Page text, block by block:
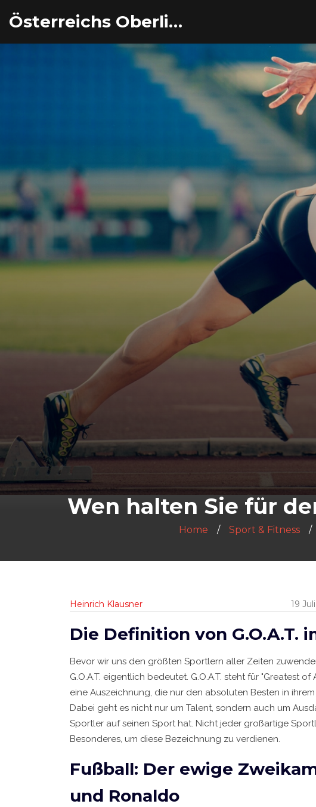
Österreichs Oberliga Eishockey
Wen halten Sie für
Home Sport & Fitness
Heinrich Klausner 19
Die Definition von G.O.A.T.
Bevor wir uns den größten Sportlern aller Zeiten
G.O.A.T. eigentlich bedeutet. G.O.A.T. steht für "Greatest
eine Auszeichnung, die nur den absoluten Besten in
Dabei geht es nicht nur um Talent, sondern auch um
Sportler auf seinen Sport hat. Nicht jeder großartige
Besonderes, um diese Bezeichnung zu verdienen.
Fußball: Der ewige
und Ronaldo